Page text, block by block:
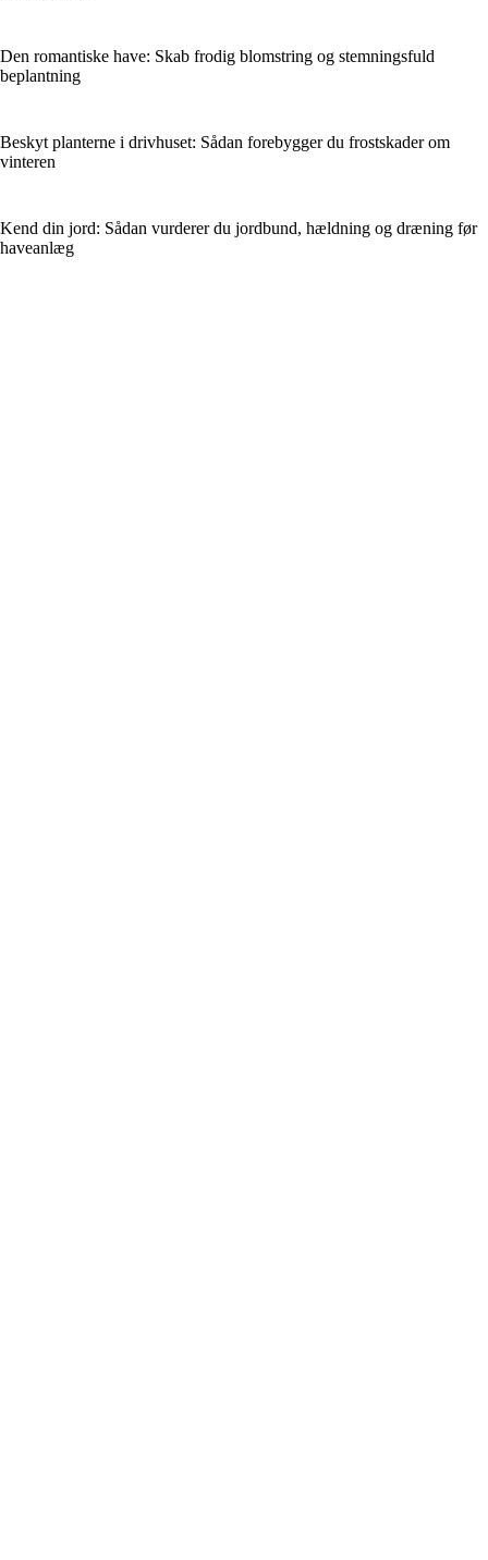
Den romantiske have: Skab frodig blomstring og stemningsfuld
beplantning
Beskyt planterne i drivhuset: Sådan forebygger du frostskader om
vinteren
Kend din jord: Sådan vurderer du jordbund, hældning og dræning før
haveanlæg